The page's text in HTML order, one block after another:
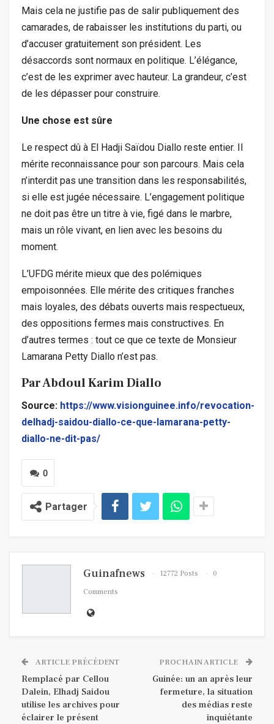
Mais cela ne justifie pas de salir publiquement des
camarades, de rabaisser les institutions du parti, ou
d’accuser gratuitement son président. Les
désaccords sont normaux en politique. L’élégance,
c’est de les exprimer avec hauteur. La grandeur, c’est
de les dépasser pour construire.
Une chose est sûre
Le respect dû à El Hadji Saïdou Diallo reste entier. Il
mérite reconnaissance pour son parcours. Mais cela
n’interdit pas une transition dans les responsabilités,
si elle est jugée nécessaire. L’engagement politique
ne doit pas être un titre à vie, figé dans le marbre,
mais un rôle vivant, en lien avec les besoins du
moment.
L’UFDG mérite mieux que des polémiques
empoisonnées. Elle mérite des critiques franches
mais loyales, des débats ouverts mais respectueux,
des oppositions fermes mais constructives. En
d’autres termes : tout ce que ce texte de Monsieur
Lamarana Petty Diallo n’est pas.
Par Abdoul Karim Diallo
Source: https://www.visionguinee.info/revocation-
delhadj-saidou-diallo-ce-que-lamarana-petty-
diallo-ne-dit-pas/
0
Partager
Guinafnews 12772 Posts
0
Comments
ARTICLE PRÉCÉDENT
Remplacé par Cellou
Dalein, Elhadj Saidou
utilise les archives pour
éclairer le présent
PROCHAIN ARTICLE
Guinée: un an après leur
fermeture, la situation
des médias reste
inquiétante